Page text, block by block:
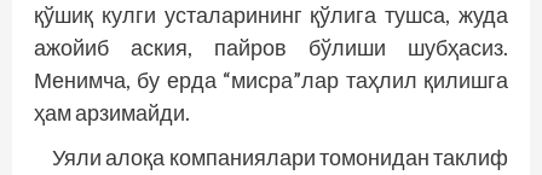
қўшиқ кулги усталарининг қўлига тушса, жуда
ажойиб аския, пайров бўлиши шубҳасиз.
Менимча, бу ерда “мисра”лар таҳлил қилишга
ҳам арзимайди.
Уяли алоқа компаниялари томонидан таклиф